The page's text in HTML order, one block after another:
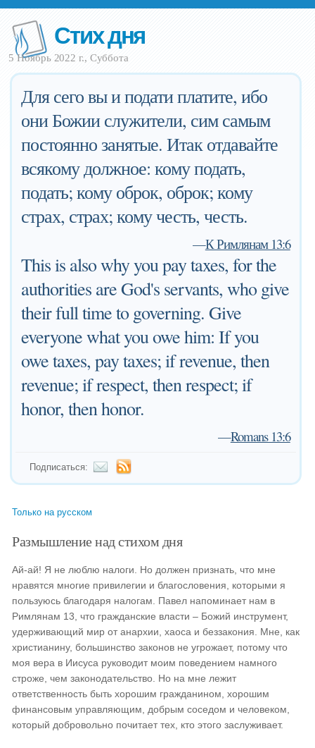
Стих дня
5 Ноябрь 2022 г., Суббота
Для сего вы и подати платите, ибо
они Божии служители, сим самым
постоянно занятые. Итак отдавайте
всякому должное: кому подать,
подать; кому оброк, оброк; кому
страх, страх; кому честь, честь.
—К Римлянам 13:6
This is also why you pay taxes, for the
authorities are God's servants, who give
their full time to governing. Give
everyone what you owe him: If you
owe taxes, pay taxes; if revenue, then
revenue; if respect, then respect; if
honor, then honor.
—Romans 13:6
Подписаться:
Только на русском
Размышление над стихом дня
Ай-ай! Я не люблю налоги. Но должен признать, что мне
нравятся многие привилегии и благословения, которыми я
пользуюсь благодаря налогам. Павел напоминает нам в
Римлянам 13, что гражданские власти – Божий инструмент,
удерживающий мир от анархии, хаоса и беззакония. Мне, как
христианину, большинство законов не угрожает, потому что
моя вера в Иисуса руководит моим поведением намного
строже, чем законодательство. Но на мне лежит
ответственность быть хорошим гражданином, хорошим
финансовым управляющим, добрым соседом и человеком,
который добровольно почитает тех, кто этого заслуживает.